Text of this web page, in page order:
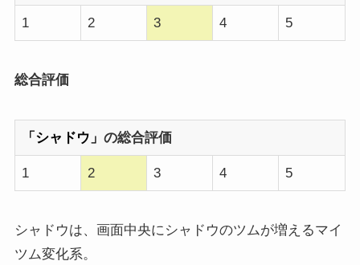
1 2 3 4 5
総合評価
「シャドウ」の総合評価
1 2 3 4 5
シャドウは、画面中央にシャドウのツムが増えるマイ
ツム変化系。